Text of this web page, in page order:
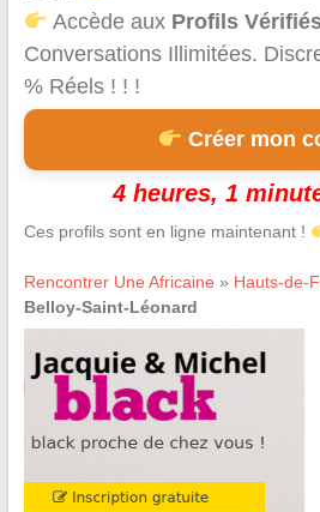
Accède aux Profils
Conversations Illimitées.
% Réels ! ! !
Créer mon
4 heures, 1
Ces profils sont en ligne maintenant !
Rencontrer Une Africaine » Hauts-de-
Belloy-Saint-Léonard